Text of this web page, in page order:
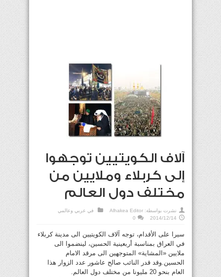
آلاف الكويتيين توجهوا
إلى كربلاء وملايين من
مختلف دول العالم
نشرت بواسطة: Alhakea Editor في عربي وعالمي
2014/12/14
0
سيرا على الأقدام، توجه آلاف الكويتيين الى مدينة كربلاء
في العراق بمناسبة أربعينية الحسين، لينضموا الى
ملايين «المشاية» المتوجهين الى مرقد الامام
الحسين.وقد قدر النائب صالح عاشور عدد الزوار هذا
العام بنحو 20 مليونا من مختلف دول العالم.